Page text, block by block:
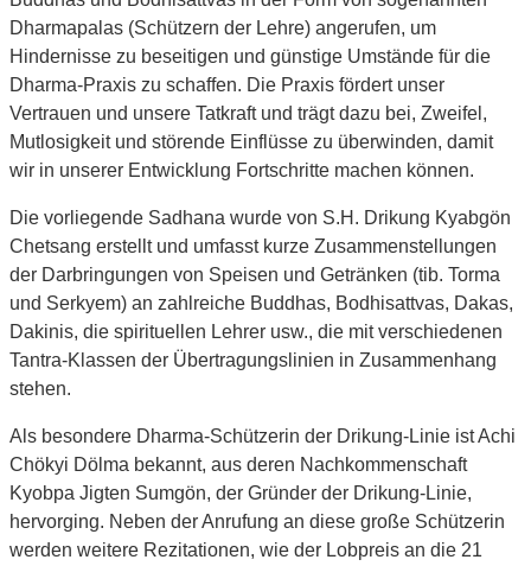
Dharmapalas (Schützern der Lehre) angerufen, um
Hindernisse zu beseitigen und günstige Umstände für die
Dharma-Praxis zu schaffen. Die Praxis fördert unser
Vertrauen und unsere Tatkraft und trägt dazu bei, Zweifel,
Mutlosigkeit und störende Einflüsse zu überwinden, damit
wir in unserer Entwicklung Fortschritte machen können.
Die vorliegende Sadhana wurde von S.H. Drikung Kyabgön
Chetsang erstellt und umfasst kurze Zusammenstellungen
der Darbringungen von Speisen und Getränken (tib. Torma
und Serkyem) an zahlreiche Buddhas, Bodhisattvas, Dakas,
Dakinis, die spirituellen Lehrer usw., die mit verschiedenen
Tantra-Klassen der Übertragungslinien in Zusammenhang
stehen.
Als besondere Dharma-Schützerin der Drikung-Linie ist Achi
Chökyi Dölma bekannt, aus deren Nachkommenschaft
Kyobpa Jigten Sumgön, der Gründer der Drikung-Linie,
hervorging. Neben der Anrufung an diese große Schützerin
werden weitere Rezitationen, wie der Lobpreis an die 21